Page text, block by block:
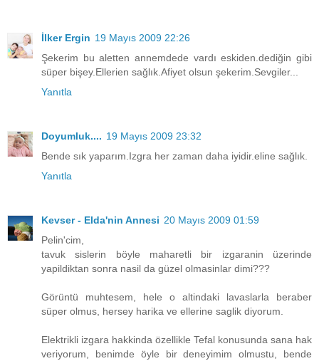
İlker Ergin 19 Mayıs 2009 22:26
Şekerim bu aletten annemdede vardı eskiden.dediğin gibi
süper bişey.Ellerien sağlık.Afiyet olsun şekerim.Sevgiler...
Yanıtla
Doyumluk.... 19 Mayıs 2009 23:32
Bende sık yaparım.Izgra her zaman daha iyidir.eline sağlık.
Yanıtla
Kevser - Elda'nin Annesi 20 Mayıs 2009 01:59
Pelin'cim,
tavuk sislerin böyle maharetli bir izgaranin üzerinde
yapildiktan sonra nasil da güzel olmasinlar dimi???
Görüntü muhtesem, hele o altindaki lavaslarla beraber
süper olmus, hersey harika ve ellerine saglik diyorum.
Elektrikli izgara hakkinda özellikle Tefal konusunda sana hak
veriyorum, benimde öyle bir deneyimim olmustu, bende